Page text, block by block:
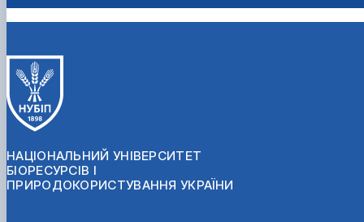
НАЦІОНАЛЬНИЙ УНІВЕРСИТЕТ
БІОРЕСУРСІВ І
ПРИРОДОКОРИСТУВАННЯ УКРАЇНИ